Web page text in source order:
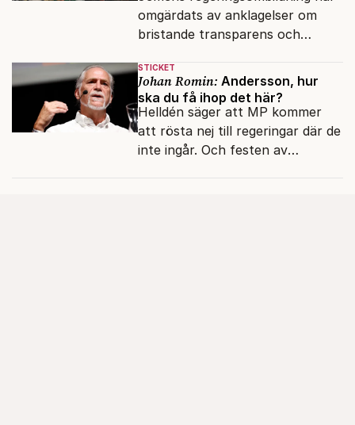
omgärdats av anklagelser om
bristande transparens och
internationella biståndsmedel.
STICKET
Johan Romin: Andersson, hur
ska du få ihop det här?
Helldén säger att MP kommer
att rösta nej till regeringar där de
inte ingår. Och festen av